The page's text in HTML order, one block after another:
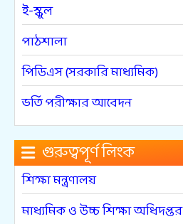
ই-স্কুল
পাঠশালা
পিডিএস (সরকারি মাধ্যমিক)
ভর্তি পরীক্ষার আবেদন
গুরুত্বপূর্ণ লিংক
শিক্ষা মন্ত্রণালয়
মাধ্যমিক ও উচ্চ শিক্ষা অধিদপ্তর